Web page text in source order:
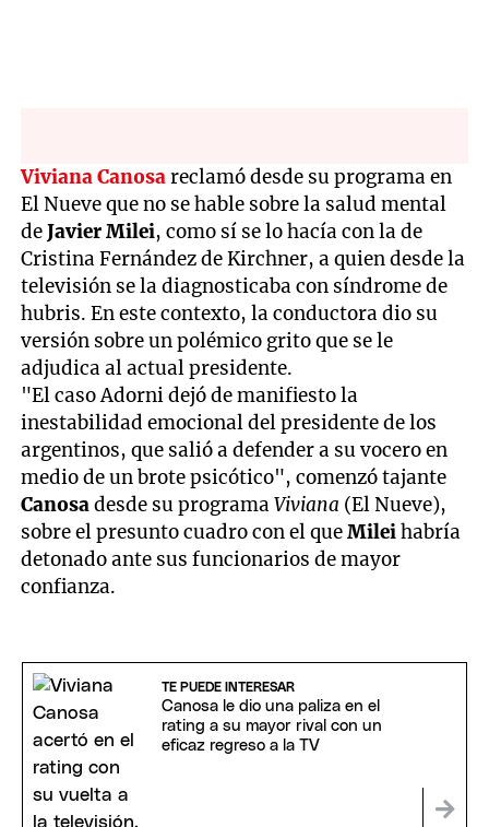
Viviana Canosareclamó desde su programa en
El Nueve que no se hable sobre la salud mental
deJavier Milei, como sí se lo hacía con la de
Cristina Fernández de Kirchner, a quien desde la
televisión se la diagnosticaba con síndrome de
hubris. En este contexto, la conductora dio su
versión sobre un polémico grito que se le
adjudica al actual presidente.
"El caso Adorni dejó de manifiesto la
inestabilidad emocional del presidente de los
argentinos, que salió a defender a su vocero en
medio de un brote psicótico", comenzó tajante
Canosadesde su programaViviana (El Nueve),
sobre el presunto cuadro con el queMileihabría
detonado ante sus funcionarios de mayor
confianza.
TE PUEDE INTERESAR
Canosa le dio una paliza en el
rating a su mayor rival con un
eficaz regreso a la TV